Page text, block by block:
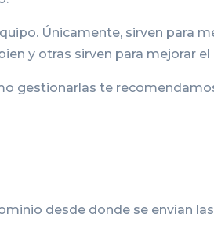
Únicamente, sirven para
y otras sirven para mejorar
gestionarlas te
desde donde se envían